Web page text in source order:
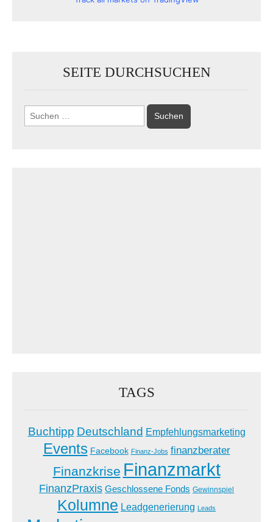
SEITE DURCHSUCHEN
Suchen
nach:
TAGS
Buchtipp Deutschland Empfehlungsmarketing
Events Facebook Finanz-Jobs finanzberater
Finanzkrise Finanzmarkt
FinanzPraxis Geschlossene Fonds Gewinnspiel
Kolumne Leadgenerierung Leads